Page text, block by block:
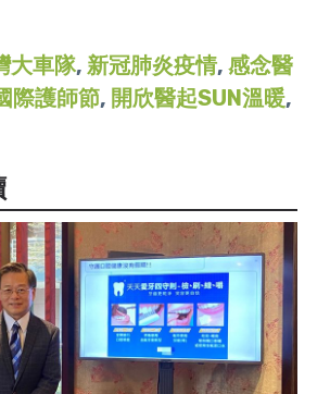
大車隊, 新冠肺炎疫情, 感念醫
際護師節, 開欣醫起SUN溫暖,